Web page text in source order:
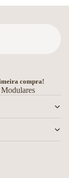
compra!
Modulares